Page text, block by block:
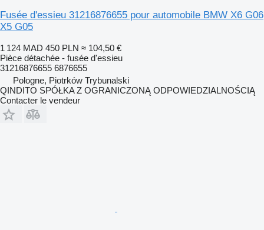
Fusée d'essieu 31216876655 pour automobile BMW X6 G06
X5 G05
1 124 MAD 450 PLN ≈ 104,50 €
Pièce détachée - fusée d'essieu
31216876655 6876655
Pologne, Piotrków Trybunalski
QINDITO SPÓŁKA Z OGRANICZONĄ ODPOWIEDZIALNOŚCIĄ
Contacter le vendeur